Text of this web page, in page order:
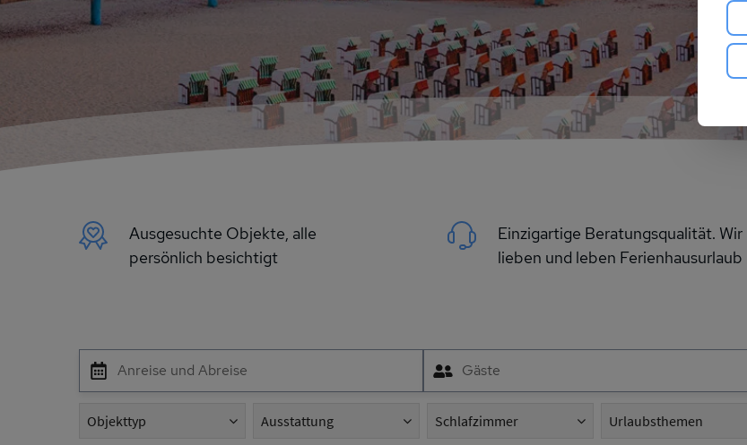
Ausgesuchte Objekte, alle
persönlich besichtigt
Einzigartige Beratungsqualität. Wir
lieben und leben Ferienhausurlaub
Anreise und Abreise Gäste
Objekttyp Ausstattung Schlafzimmer Urlaubsthemen